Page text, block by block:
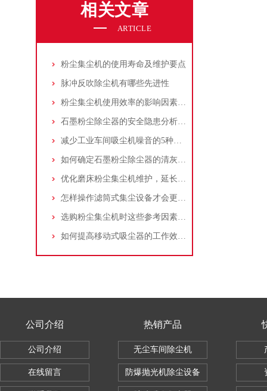
相关文章
ARTICLE
粉尘集尘机的使用寿命及维护要点
脉冲反吹除尘机有哪些先进性
粉尘集尘机使用效率的影响因素及改进措施
石墨粉尘除尘器的安全隐患分析及应对措施
减少工业车间吸尘机噪音的5种方法
如何确定石墨粉尘除尘器的清灰速度？
优化磨床粉尘集尘机维护，延长设备寿命
怎样操作滤筒式集尘设备才会更安全
选购粉尘集尘机时这些参考因素很重要！
如何提高移动式吸尘器的工作效率？
公司介绍
公司介绍
在线留言
热销产品
无尘车间除尘机
防爆抛光机除尘设备